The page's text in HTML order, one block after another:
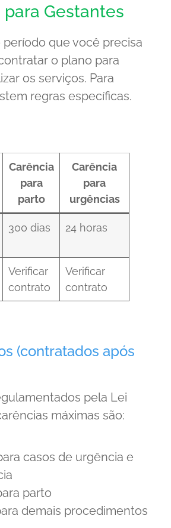
para Gestantes
período que você precisa
o plano para
os serviços. Para
regras específicas.
Carência
para
parto
Carência
para
urgências
300 dias 24 horas
Verificar
contrato
Verificar
contrato
(contratados após
pela Lei
máximas são:
casos de urgência e
parto
demais procedimentos